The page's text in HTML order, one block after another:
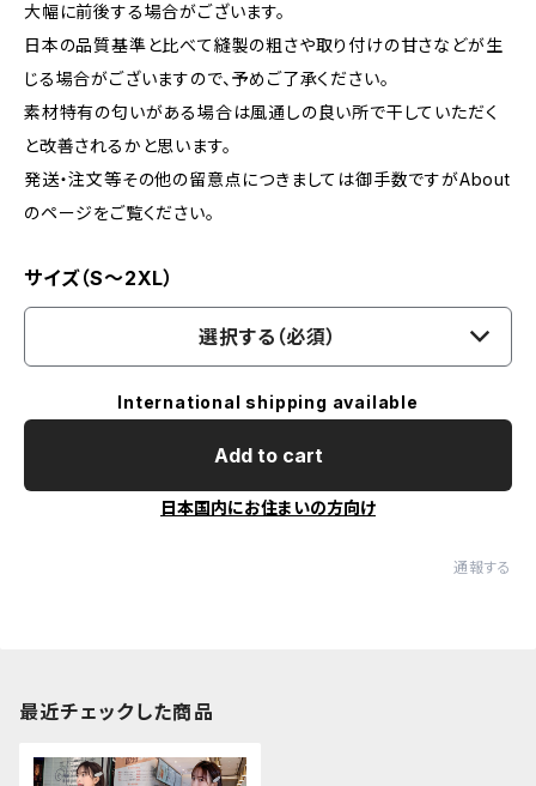
大幅に前後する場合がございます。
日本の品質基準と比べて縫製の粗さや取り付けの甘さなどが生
じる場合がございますので、予めご了承ください。
素材特有の匂いがある場合は風通しの良い所で干していただく
と改善されるかと思います。
発送・注文等その他の留意点につきましては御手数ですがAbout
のページをご覧ください。
サイズ（S～2XL）
選択する（必須）
International shipping available
Add to cart
日本国内にお住まいの方向け
通報する
最近チェックした商品